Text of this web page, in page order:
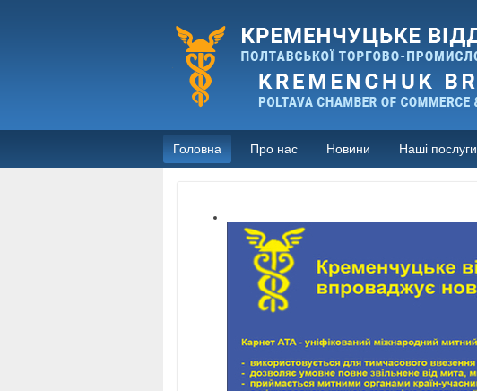
Головна Про нас Новини Наші послуги